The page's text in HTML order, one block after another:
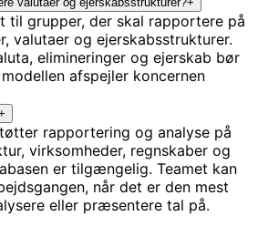
til grupper, der skal rapportere på
valutaer og ejerskabsstrukturer.
elimineringer og ejerskab bør
afspejler koncernen
rapportering og analyse på
virksomheder, regnskaber og
er tilgængelig. Teamet kan
når det er den mest
eller præsentere tal på.